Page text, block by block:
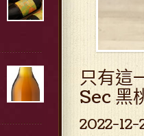
只有
Sec 黑
2022-12-